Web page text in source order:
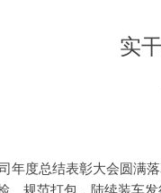
实
度总结表彰大会圆满落